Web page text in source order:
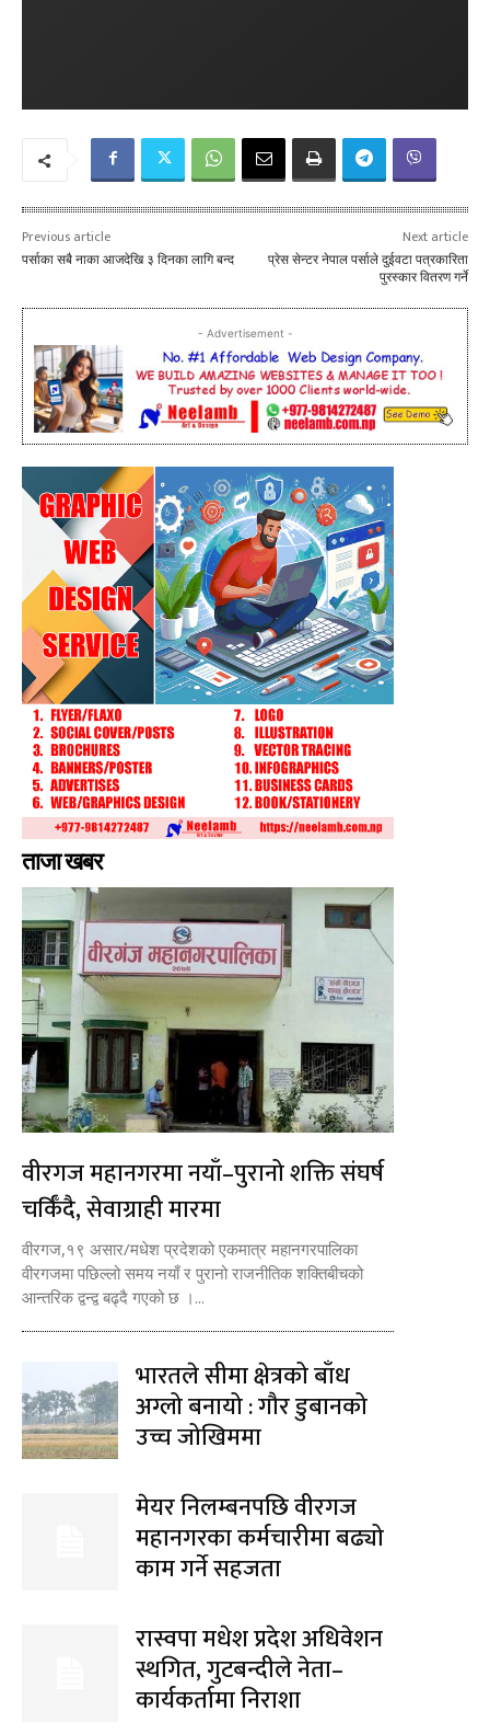
Previous article
पर्साका सबै नाका आजदेखि ३ दिनका लागि बन्द
Next article
प्रेस सेन्टर नेपाल पर्साले दुईवटा पत्रकारिता
पुरस्कार वितरण गर्ने
- Advertisement -
ताजा खबर
वीरगज महानगरमा नयाँ–पुरानो शक्ति संघर्ष
चर्किँदै, सेवाग्राही मारमा
वीरगज,१९ असार/मधेश प्रदेशको एकमात्र महानगरपालिका
वीरगजमा पछिल्लो समय नयाँ र पुरानो राजनीतिक शक्तिबीचको
आन्तरिक द्वन्द्व बढ्दै गएको छ ।...
भारतले सीमा क्षेत्रको बाँध
अग्लो बनायो : गौर डुबानको
उच्च जोखिममा
मेयर निलम्बनपछि वीरगज
महानगरका कर्मचारीमा बढ्यो
काम गर्ने सहजता
रास्वपा मधेश प्रदेश अधिवेशन
स्थगित, गुटबन्दीले नेता–
कार्यकर्तामा निराशा